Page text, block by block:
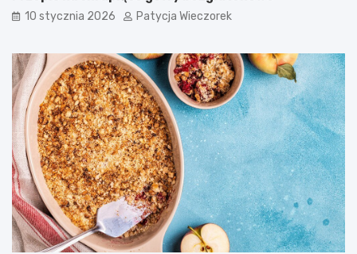
10 stycznia 2026 Patycja Wieczorek